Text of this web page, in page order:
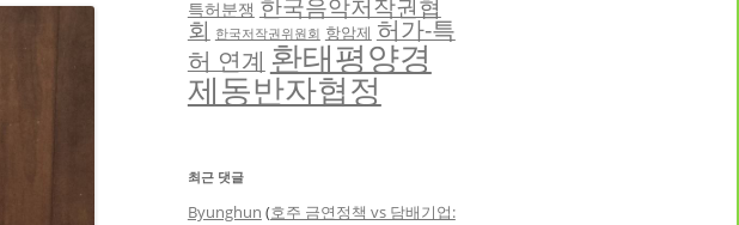
특허분쟁 한국음악저작권협
회 한국저작권위원회 항암제 허가-특
허 연계 환태평양경
제동반자협정
최근 댓글
Byunghun (호주 금연정책 vs 담배기업: